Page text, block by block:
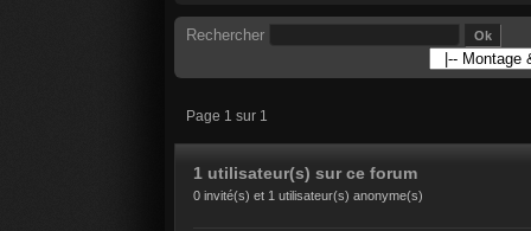
Rechercher
Page 1 sur 1
1 utilisateur(s) sur ce forum
0 invité(s) et 1 utilisateur(s) anonyme(s)